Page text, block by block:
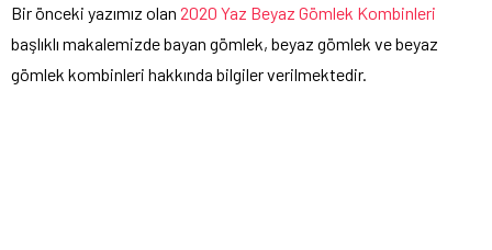
Bir önceki yazımız olan 2020 Yaz Beyaz Gömlek Kombinleri
başlıklı makalemizde bayan gömlek, beyaz gömlek ve beyaz
gömlek kombinleri hakkında bilgiler verilmektedir.